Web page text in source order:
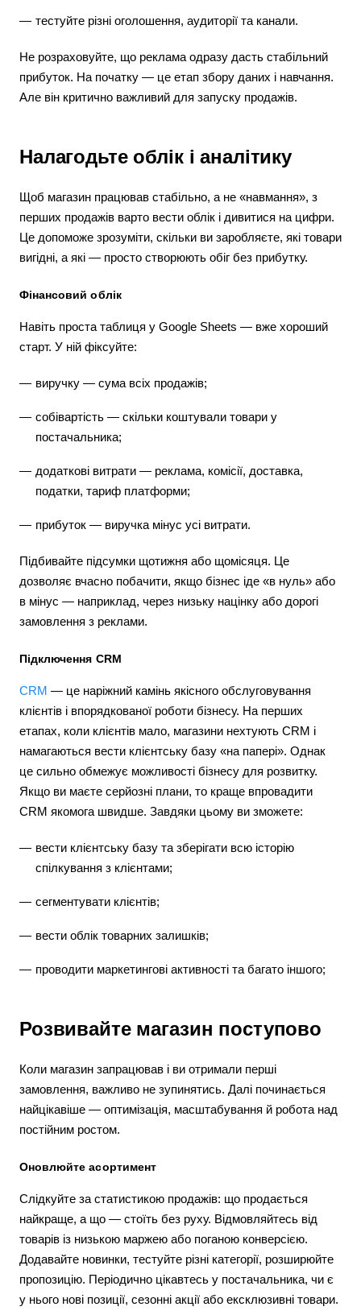
тестуйте різні оголошення, аудиторії та канали.
Не розраховуйте, що реклама одразу дасть стабільний
прибуток. На початку — це етап збору даних і навчання.
Але він критично важливий для запуску продажів.
Налагодьте облік і аналітику
Щоб магазин працював стабільно, а не «навмання», з
перших продажів варто вести облік і дивитися на цифри.
Це допоможе зрозуміти, скільки ви заробляєте, які товари
вигідні, а які — просто створюють обіг без прибутку.
Фінансовий облік
Навіть проста таблиця у Google Sheets — вже хороший
старт. У ній фіксуйте:
виручку — сума всіх продажів;
собівартість — скільки коштували товари у
постачальника;
додаткові витрати — реклама, комісії, доставка,
податки, тариф платформи;
прибуток — виручка мінус усі витрати.
Підбивайте підсумки щотижня або щомісяця. Це
дозволяє вчасно побачити, якщо бізнес іде «в нуль» або
в мінус — наприклад, через низьку націнку або дорогі
замовлення з реклами.
Підключення CRM
CRM — це наріжний камінь якісного обслуговування
клієнтів і впорядкованої роботи бізнесу. На перших
етапах, коли клієнтів мало, магазини нехтують CRM і
намагаються вести клієнтську базу «на папері». Однак
це сильно обмежує можливості бізнесу для розвитку.
Якщо ви маєте серйозні плани, то краще впровадити
CRM якомога швидше. Завдяки цьому ви зможете:
вести клієнтську базу та зберігати всю історію
спілкування з клієнтами;
сегментувати клієнтів;
вести облік товарних залишків;
проводити маркетингові активності та багато іншого;
Розвивайте магазин поступово
Коли магазин запрацював і ви отримали перші
замовлення, важливо не зупинятись. Далі починається
найцікавіше — оптимізація, масштабування й робота над
постійним ростом.
Оновлюйте асортимент
Слідкуйте за статистикою продажів: що продається
найкраще, а що — стоїть без руху. Відмовляйтесь від
товарів із низькою маржею або поганою конверсією.
Додавайте новинки, тестуйте різні категорії, розширюйте
пропозицію. Періодично цікавтесь у постачальника, чи є
у нього нові позиції, сезонні акції або ексклюзивні товари.